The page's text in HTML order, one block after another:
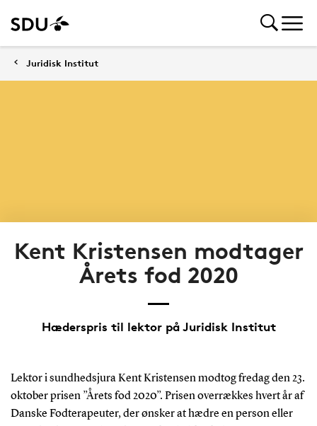
Juridisk Institut
Kent Kristensen modtager
Årets fod 2020
Hæderspris til lektor på Juridisk Institut
Lektor i sundhedsjura Kent Kristensen modtog fredag den 23.
oktober prisen ”Årets fod 2020”. Prisen overrækkes hvert år af
Danske Fodterapeuter, der ønsker at hædre en person eller